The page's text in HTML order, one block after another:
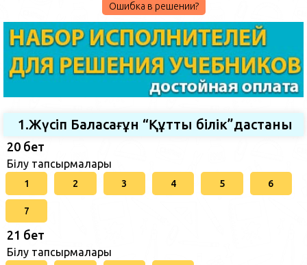
Ошибка в решении?
1.Жүсіп Баласағұн “Құтты білік”дастаны
20 бет
Білу тапсырмалары
1 2 3 4 5 6
7
21 бет
Білу тапсырмалары